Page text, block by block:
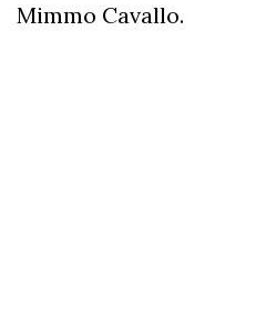
Mimmo Cavallo.